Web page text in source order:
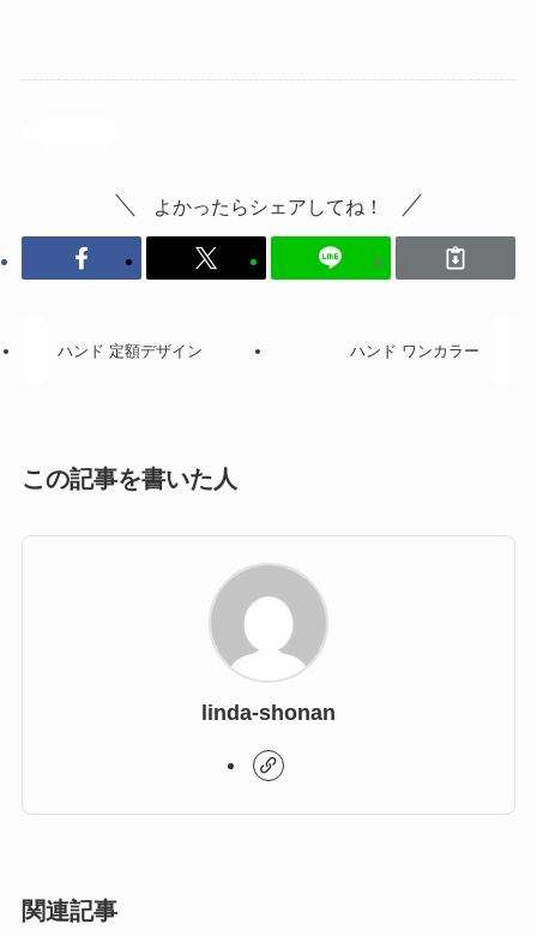
よかったらシェアしてね！
ハンド 定額デザイン ハンド ワンカラー
この記事を書いた人
linda-shonan
関連記事